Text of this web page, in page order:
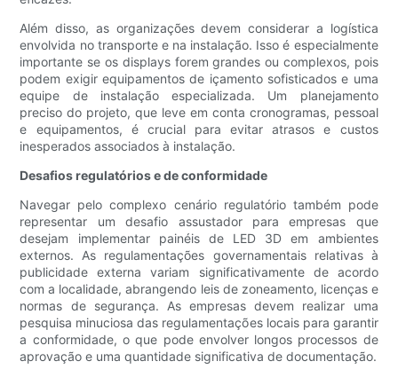
Além disso, as organizações devem considerar a logística
envolvida no transporte e na instalação. Isso é especialmente
importante se os displays forem grandes ou complexos, pois
podem exigir equipamentos de içamento sofisticados e uma
equipe de instalação especializada. Um planejamento
preciso do projeto, que leve em conta cronogramas, pessoal
e equipamentos, é crucial para evitar atrasos e custos
inesperados associados à instalação.
Desafios regulatórios e de conformidade
Navegar pelo complexo cenário regulatório também pode
representar um desafio assustador para empresas que
desejam implementar painéis de LED 3D em ambientes
externos. As regulamentações governamentais relativas à
publicidade externa variam significativamente de acordo
com a localidade, abrangendo leis de zoneamento, licenças e
normas de segurança. As empresas devem realizar uma
pesquisa minuciosa das regulamentações locais para garantir
a conformidade, o que pode envolver longos processos de
aprovação e uma quantidade significativa de documentação.